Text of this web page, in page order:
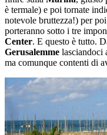
è termale) e poi tornate
notevole bruttezza!) per
porteranno sotto i tre
Center. E questo è tutto.
Gerusalemme lasciandoci
ma comunque contenti di